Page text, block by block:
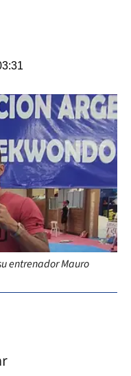
entrenador Mauro